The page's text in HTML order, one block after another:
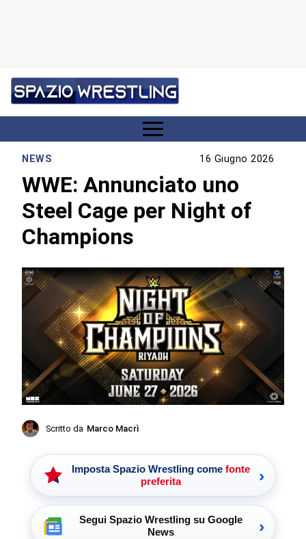
NEWS 16 Giugno 2026
WWE: Annunciato uno
Steel Cage per Night of
Champions
Scritto da Marco Macrì
Imposta Spazio Wrestling come fonte
preferita
›
Segui Spazio Wrestling su Google
News
›